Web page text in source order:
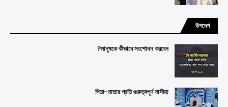
উপদেশ
মানুষকে কীভাবে সংশোধন করবেন?
পিতা-মাতার প্রতি গুরুত্বপূর্ণ নাসীহা